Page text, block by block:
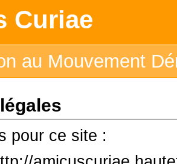
Curiae
au Mouvement
pour ce site :